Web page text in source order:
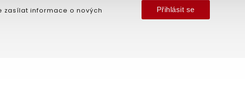
zasílat informace o nových
Přihlásit se